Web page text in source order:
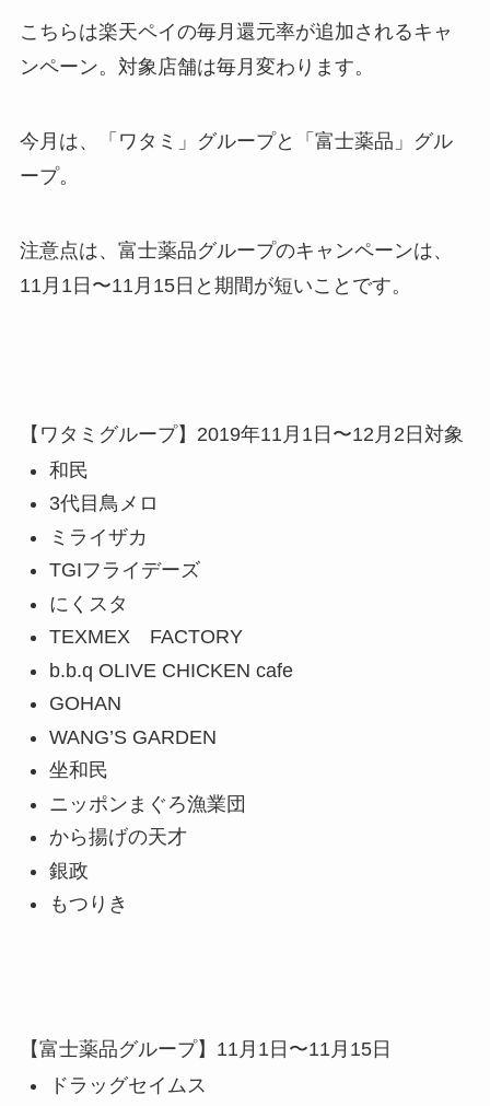
こちらは楽天ペイの毎月還元率が追加されるキャ
ンペーン。対象店舗は毎月変わります。
今月は、「ワタミ」グループと「富士薬品」グル
ープ。
注意点は、富士薬品グループのキャンペーンは、
11月1日〜11月15日 と期間が短いことです。
【ワタミグループ】2019年11月1日〜12月2日対象
和民
3代目鳥メロ
ミライザカ
TGIフライデーズ
にくスタ
TEXMEX FACTORY
b.b.q OLIVE CHICKEN cafe
GOHAN
WANG’S GARDEN
坐和民
ニッポンまぐろ漁業団
から揚げの天才
銀政
もつりき
【富士薬品グループ】11月1日〜11月15日
ドラッグセイムス